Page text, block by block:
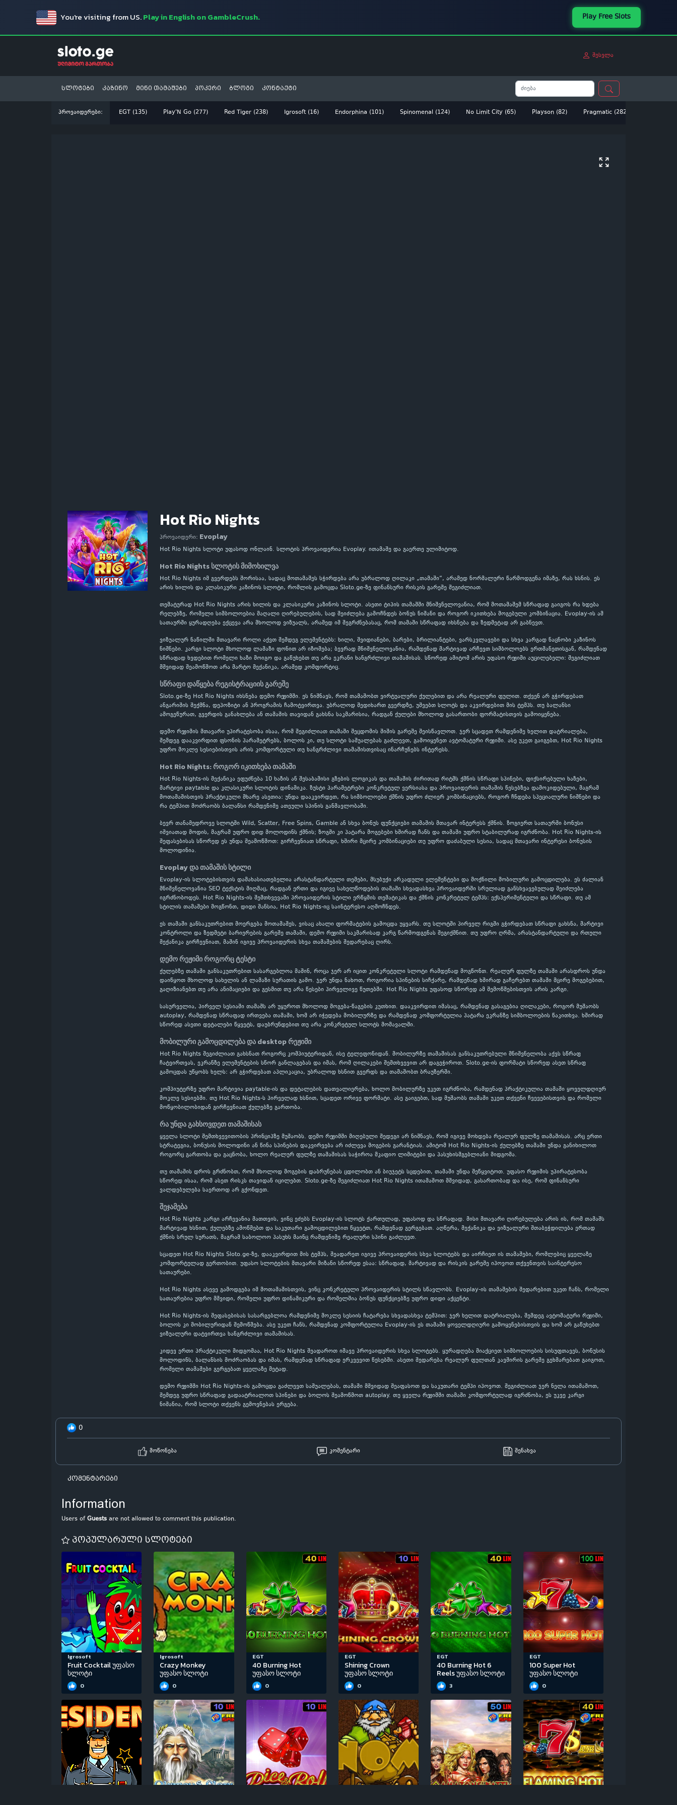
You're visiting from US.Play in English on GambleCrush. Play Free Slots
შესვლა
სლოტები კაზინო მინი თამაშები პოკერი ბლოგი კონტაქტი
პროვაიდერები: EGT (135) Play'N Go (277) Red Tiger (238) Igrosoft (16) Endorphina (101) Spinomenal (124) No Limit City (65) Playson (82) Pragmatic (282)
Hot Rio Nights
პროვაიდერი: Evoplay
Hot Rio Nights სლოტი უფასოდ ონლაინ. სლოტის პროვაიდერია Evoplay. ითამაშე და გაერთე ულიმიტოდ.
Hot Rio Nights სლოტის მიმოხილვა
Hot Rio Nights იმ გვერდებს შორისაა, სადაც მოთამაშეს სჭირდება არა უბრალოდ ღილაკი „თამაში“, არამედ ნორმალური წარმოდგენა იმაზე, რას ხსნის. ეს
არის ხილის და კლასიკური კაზინოს სლოტი, რომლის გამოცდა Sloto.ge-ზე ფინანსური რისკის გარეშე შეგიძლიათ.
თემატურად Hot Rio Nights არის ხილის და კლასიკური კაზინოს სლოტი. ასეთი ტიპის თამაშში მნიშვნელოვანია, რომ მოთამაშემ სწრაფად გაიგოს რა ხდება
რელებზე, რომელი სიმბოლოებია მაღალი ღირებულების, სად შეიძლება გამოჩნდეს ბონუს ნიშანი და როგორ იკითხება მოგებული კომბინაცია. Evoplay-ის ამ
სათაურში ყურადღება ექცევა არა მხოლოდ ვიზუალს, არამედ იმ შეგრძნებასაც, რომ თამაში სწრაფად იხსნება და ზედმეტად არ გაბნევთ.
ვიზუალურ ნაწილში მთავარი როლი აქვთ შემდეგ ელემენტებს: ხილი, შვიდიანები, ბარები, ბრილიანტები, ვარსკვლავები და სხვა კარგად ნაცნობი კაზინოს
ნიშნები. კარგი სლოტი მხოლოდ ლამაზი ფონით არ იზომება; ბევრად მნიშვნელოვანია, რამდენად მარტივად არჩევთ სიმბოლოებს ერთმანეთისგან, რამდენად
სწრაფად ხვდებით რომელი ხაზი მოიგო და გაწუხებთ თუ არა ეკრანი ხანგრძლივი თამაშისას. სწორედ ამიტომ არის უფასო რეჟიმი აუცილებელი: შეგიძლიათ
მშვიდად შეამოწმოთ არა მარტო მექანიკა, არამედ კომფორტიც.
სწრაფი დაწყება რეგისტრაციის გარეშე
Sloto.ge-ზე Hot Rio Nights იხსნება დემო რეჟიმში. ეს ნიშნავს, რომ თამაშობთ ვირტუალური ქულებით და არა რეალური ფულით. თქვენ არ გჭირდებათ
ანგარიშის შექმნა, დეპოზიტი ან პროგრამის ჩამოტვირთვა. უბრალოდ შედიხართ გვერდზე, უშვებთ სლოტს და აკვირდებით მის ტემპს. თუ ბალანსი
ამოგეწურათ, გვერდის განახლება ან თამაშის თავიდან გახსნა საკმარისია, რადგან ქულები მხოლოდ გასართობი ფორმატისთვის გამოიყენება.
დემო რეჟიმის მთავარი უპირატესობა ისაა, რომ შეგიძლიათ თამაში შეცდომის შიშის გარეშე შეისწავლოთ. ჯერ სცადეთ რამდენიმე ხელით დატრიალება,
შემდეგ დააკვირდით ფსონის პარამეტრებს, ბოლოს კი, თუ სლოტი საშუალებას გაძლევთ, გამოიყენეთ ავტომატური რეჟიმი. ასე უკეთ გაიგებთ, Hot Rio Nights
უფრო მოკლე სესიებისთვის არის კომფორტული თუ ხანგრძლივი თამაშისთვისაც ინარჩუნებს ინტერესს.
Hot Rio Nights: როგორ იკითხება თამაში
Hot Rio Nights-ის მექანიკა ეფუძნება 10 ხაზის ან შესაბამისი გზების ლოგიკას და თამაშის ძირითად რიტმს ქმნის სწრაფი სპინები, ფიქსირებული ხაზები,
მარტივი paytable და კლასიკური სლოტის დინამიკა. ზუსტი პარამეტრები კონკრეტულ ვერსიასა და პროვაიდერის თამაშის წესებზეა დამოკიდებული, მაგრამ
მოთამაშისთვის პრაქტიკული მხარე ასეთია: უნდა დააკვირდეთ, რა სიმბოლოები ქმნის უფრო ძლიერ კომბინაციებს, როგორ ჩნდება სპეციალური ნიშნები და
რა ტემპით მოძრაობს ბალანსი რამდენიმე ათეული სპინის განმავლობაში.
ბევრ თანამედროვე სლოტში Wild, Scatter, Free Spins, Gamble ან სხვა ბონუს ფუნქციები თამაშის მთავარ ინტერესს ქმნის. ზოგიერთ სათაურში ბონუსი
იშვიათად მოდის, მაგრამ უფრო დიდ მოლოდინს ქმნის; ზოგში კი პატარა მოგებები ხშირად ჩანს და თამაში უფრო სტაბილურად იგრძნობა. Hot Rio Nights-ის
შეფასებისას სწორედ ეს უნდა შეამოწმოთ: გირჩევნიათ სწრაფი, ხშირი მცირე კომბინაციები თუ უფრო დაძაბული სესია, სადაც მთავარი ინტერესი ბონუსის
მოლოდინია.
Evoplay და თამაშის სტილი
Evoplay-ის სლოტებისთვის დამახასიათებელია არასტანდარტული თემები, მსუბუქი არკადული ელემენტები და მოქნილი მობილური გამოცდილება. ეს ძალიან
მნიშვნელოვანია SEO ტექსტის მიღმაც, რადგან ერთი და იგივე სახელწოდების თამაში სხვადასხვა პროვაიდერში სრულიად განსხვავებულად შეიძლება
იგრძნობოდეს. Hot Rio Nights-ის შემთხვევაში პროვაიდერის სტილი ერწყმის თემატიკას და ქმნის კონკრეტულ ტემპს: ექსპერიმენტული და სწრაფი. თუ ამ
სტილის თამაშები მოგწონთ, დიდი შანსია, Hot Rio Nights-იც საინტერესო აღმოჩნდეს.
ეს თამაში განსაკუთრებით მოერგება მოთამაშეს, ვისაც ახალი ფორმატების გამოცდა უყვარს. თუ სლოტში პირველ რიგში გჭირდებათ სწრაფი გახსნა, მარტივი
კონტროლი და ზედმეტი ბარიერების გარეშე თამაში, დემო რეჟიმი საკმარისად კარგ წარმოდგენას შეგიქმნით. თუ უფრო ღრმა, არასტანდარტული და რთული
მექანიკა გირჩევნიათ, მაშინ იგივე პროვაიდერის სხვა თამაშების შედარებაც ღირს.
დემო რეჟიმი როგორც ტესტი
ქულებზე თამაში განსაკუთრებით სასარგებლოა მაშინ, როცა ჯერ არ იცით კონკრეტული სლოტი რამდენად მოგწონთ. რეალურ ფულზე თამაში არასდროს უნდა
დაიწყოთ მხოლოდ სახელის ან ლამაზი სურათის გამო. ჯერ უნდა ნახოთ, როგორია სპინების სიჩქარე, რამდენად ხშირად გაჩერებთ თამაში მცირე მოგებებით,
გაღიზიანებთ თუ არა ანიმაციები და გესმით თუ არა წესები პირველივე წუთებში. Hot Rio Nights უფასოდ სწორედ ამ შემოწმებისთვის არის კარგი.
სასურველია, პირველ სესიაში თამაშს არ უყუროთ მხოლოდ მოგება-წაგების კუთხით. დააკვირდით იმასაც, რამდენად გასაგებია ღილაკები, როგორ მუშაობს
autoplay, რამდენად სწრაფად ირთვება თამაში, ხომ არ იჭედება მობილურზე და რამდენად კომფორტულია პატარა ეკრანზე სიმბოლოების წაკითხვა. ხშირად
სწორედ ასეთი დეტალები წყვეტს, დაუბრუნდებით თუ არა კონკრეტულ სლოტს მომავალში.
მობილური გამოცდილება და desktop რეჟიმი
Hot Rio Nights შეგიძლიათ გახსნათ როგორც კომპიუტერიდან, ისე ტელეფონიდან. მობილურზე თამაშისას განსაკუთრებული მნიშვნელობა აქვს სწრაფ
ჩატვირთვას, ეკრანზე ელემენტების სწორ განლაგებას და იმას, რომ ღილაკები შემთხვევით არ დაგეჭიროთ. Sloto.ge-ის ფორმატი სწორედ ასეთ სწრაფ
გამოცდას უწყობს ხელს: არ გჭირდებათ აპლიკაცია, უბრალოდ ხსნით გვერდს და თამაშობთ ბრაუზერში.
კომპიუტერზე უფრო მარტივია paytable-ის და დეტალების დათვალიერება, ხოლო მობილურზე უკეთ იგრძნობა, რამდენად პრაქტიკულია თამაში ყოველდღიურ
მოკლე სესიებში. თუ Hot Rio Nights-ს პირველად ხსნით, სცადეთ ორივე ფორმატი. ასე გაიგებთ, სად მუშაობს თამაში უკეთ თქვენი ჩვევებისთვის და რომელი
მოწყობილობიდან გირჩევნიათ ქულებზე გართობა.
რა უნდა გახსოვდეთ თამაშისას
ყველა სლოტი შემთხვევითობის პრინციპზე მუშაობს. დემო რეჟიმში მიღებული შედეგი არ ნიშნავს, რომ იგივე მოხდება რეალურ ფულზე თამაშისას. არც ერთი
სტრატეგია, ბონუსის მოლოდინი ან წინა სპინების დაკვირვება არ იძლევა მოგების გარანტიას. ამიტომ Hot Rio Nights-ის ქულებზე თამაში უნდა განიხილოთ
როგორც გართობა და გაცნობა, ხოლო რეალურ ფულზე თამაშისას საჭიროა მკაფიო ლიმიტები და პასუხისმგებლიანი მიდგომა.
თუ თამაშის დროს გრძნობთ, რომ მხოლოდ მოგების დაბრუნებას ცდილობთ ან ბიუჯეტს სცდებით, თამაში უნდა შეწყვიტოთ. უფასო რეჟიმის უპირატესობა
სწორედ ისაა, რომ ასეთ რისკს თავიდან იცილებთ. Sloto.ge-ზე შეგიძლიათ Hot Rio Nights ითამაშოთ მშვიდად, გასართობად და ისე, რომ ფინანსური
ვალდებულება საერთოდ არ გქონდეთ.
შეჯამება
Hot Rio Nights კარგი არჩევანია მათთვის, ვინც ეძებს Evoplay-ის სლოტს ქართულად, უფასოდ და სწრაფად. მისი მთავარი ღირებულება არის ის, რომ თამაშს
მარტივად ხსნით, ქულებზე ამოწმებთ და საკუთარი გამოცდილებით წყვეტთ, რამდენად გერგებათ. აღწერა, მექანიკა და ვიზუალური შთაბეჭდილება ერთად
ქმნის სრულ სურათს, მაგრამ საბოლოო პასუხს მაინც რამდენიმე რეალური სპინი გაძლევთ.
სცადეთ Hot Rio Nights Sloto.ge-ზე, დააკვირდით მის ტემპს, შეადარეთ იგივე პროვაიდერის სხვა სლოტებს და აირჩიეთ ის თამაშები, რომლებიც ყველაზე
კომფორტულად გერთობით. უფასო სლოტების მთავარი მიზანი სწორედ ესაა: სწრაფად, მარტივად და რისკის გარეშე იპოვოთ თქვენთვის საინტერესო
სათაურები.
Hot Rio Nights ასევე გამოდგება იმ მოთამაშისთვის, ვინც კონკრეტული პროვაიდერის სტილს სწავლობს. Evoplay-ის თამაშების შედარებით უკეთ ჩანს, რომელი
სათაურებია უფრო მშვიდი, რომელი უფრო დინამიკური და რომელშია ბონუს ფუნქციებზე უფრო დიდი აქცენტი.
Hot Rio Nights-ის შეფასებისას სასარგებლოა რამდენიმე მოკლე სესიის ჩატარება სხვადასხვა ტემპით: ჯერ ხელით დატრიალება, შემდეგ ავტომატური რეჟიმი,
ბოლოს კი მობილურიდან შემოწმება. ასე უკეთ ჩანს, რამდენად კომფორტულია Evoplay-ის ეს თამაში ყოველდღიური გამოყენებისთვის და ხომ არ გაწუხებთ
ვიზუალური დატვირთვა ხანგრძლივი თამაშისას.
კიდევ ერთი პრაქტიკული მიდგომაა, Hot Rio Nights შეადაროთ იმავე პროვაიდერის სხვა სლოტებს. ყურადღება მიაქციეთ სიმბოლოების სისუფთავეს, ბონუსის
მოლოდინს, ბალანსის მოძრაობას და იმას, რამდენად სწრაფად ერკვევით წესებში. ასეთი შედარება რეალურ ფულთან კავშირის გარეშე გეხმარებათ გაიგოთ,
რომელი თამაშები გერგებათ ყველაზე მეტად.
დემო რეჟიმში Hot Rio Nights-ის გამოცდა გაძლევთ საშუალებას, თამაში მშვიდად შეაფასოთ და საკუთარი ტემპი იპოვოთ. შეგიძლიათ ჯერ ნელა ითამაშოთ,
შემდეგ უფრო სწრაფად გადაატრიალოთ სპინები და ბოლოს შეამოწმოთ autoplay. თუ ყველა რეჟიმში თამაში კომფორტულად იგრძნობა, ეს უკვე კარგი
ნიშანია, რომ სლოტი თქვენს გემოვნებას ერგება.
0
მოწონება კომენტარი შენახვა
კომენტარები
Information
Users ofGuests are not allowed to comment this publication.
პოპულარული სლოტები
Igrosoft
Fruit Cocktail უფასო
სლოტი
0
Igrosoft
Crazy Monkey
უფასო სლოტი
0
EGT
40 Burning Hot
უფასო სლოტი
0
EGT
Shining Crown
უფასო სლოტი
0
EGT
40 Burning Hot 6
Reels უფასო სლოტი
3
EGT
100 Super Hot
უფასო სლოტი
0